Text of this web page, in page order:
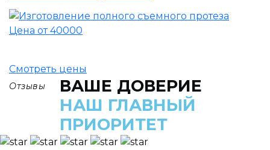
Цена от 40000
Смотреть цены
Отзывы
ВАШЕ ДОВЕРИЕ
НАШ ГЛАВНЫЙ
ПРИОРИТЕТ